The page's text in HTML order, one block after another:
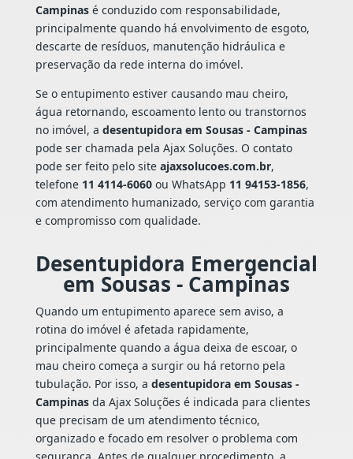
Campinasé conduzido com responsabilidade,
principalmente quando há envolvimento de esgoto,
descarte de resíduos, manutenção hidráulica e
preservação da rede interna do imóvel.
Se o entupimento estiver causando mau cheiro,
água retornando, escoamento lento ou transtornos
no imóvel, a desentupidora em Sousas - Campinas
pode ser chamada pela Ajax Soluções. O contato
pode ser feito pelo site ajaxsolucoes.com.br,
telefone 11 4114-6060ou WhatsApp 11 94153-1856,
com atendimento humanizado, serviço com garantia
e compromisso com qualidade.
Desentupidora Emergencial
em Sousas - Campinas
Quando um entupimento aparece sem aviso, a
rotina do imóvel é afetada rapidamente,
principalmente quando a água deixa de escoar, o
mau cheiro começa a surgir ou há retorno pela
tubulação. Por isso, a desentupidora em Sousas -
Campinasda Ajax Soluções é indicada para clientes
que precisam de um atendimento técnico,
organizado e focado em resolver o problema com
segurança. Antes de qualquer procedimento, a